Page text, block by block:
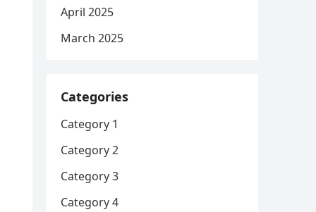
April 2025
March 2025
Categories
Category 1
Category 2
Category 3
Category 4